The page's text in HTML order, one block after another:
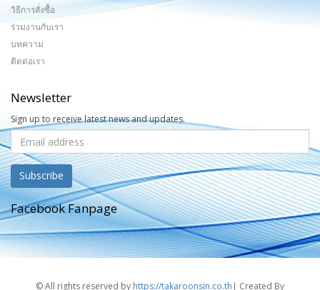
วิธีการสั่งซื้อ
ร่วมงานกับเรา
บทความ
ติดต่อเรา
Newsletter
Sign up to receive latest news and updates.
Facebook Fanpage
© All rights reserved by https://takaroonsin.co.th | Created By